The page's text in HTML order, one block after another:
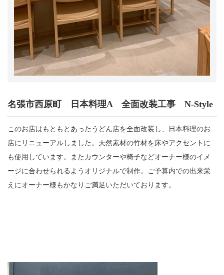
名張市西原町 日本料理A 全面改装工事 N-Style
このお店はもともとあったうどん店を全面改装し、日本料理のお
店にリニューアルしました。天然素材の竹材を床やアクセントに
も使用しています。またカウンターや椅子などオーナー様のイメ
ージに合わせられるようオリジナルで制作。ご予算内での出来栄
えにオーナー様もかなりご満足いただいております。